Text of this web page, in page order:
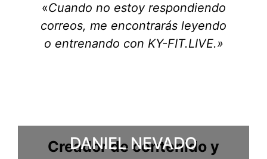
«Cuando no estoy respondiendo
correos, me encontrarás leyendo
o entrenando con KY-FIT.LIVE.»
DANIEL NEVADO
Creador de contenido y